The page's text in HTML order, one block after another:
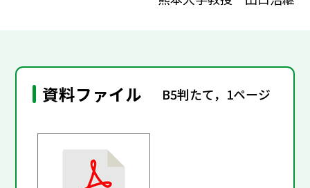
資料ファイル B5判たて，1ページ